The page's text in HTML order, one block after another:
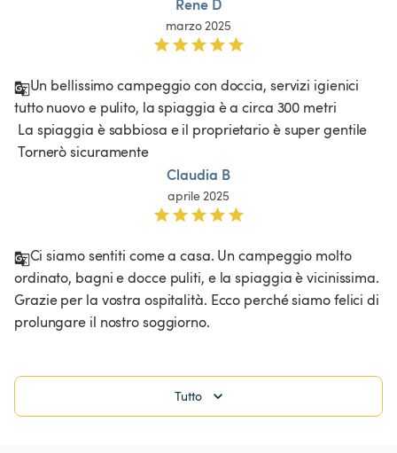
marzo 2025
Un bellissimo campeggio con doccia, servizi igienici
tutto nuovo e pulito, la spiaggia è a circa 300 metri
Tornerò sicuramente
Claudia B
aprile 2025
Ci siamo sentiti come a casa. Un campeggio molto
ordinato, bagni e docce puliti, e la spiaggia è vicinissima.
Grazie per la vostra ospitalità. Ecco perché siamo felici di
prolungare il nostro soggiorno.
Tutto